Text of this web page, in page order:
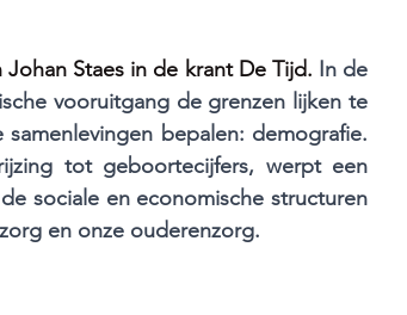
Staes in de krant De Tijd. In de
vooruitgang de grenzen lijken te
bepalen: demografie.
tot geboortecijfers, werpt een
sociale en economische structuren
en onze ouderenzorg.